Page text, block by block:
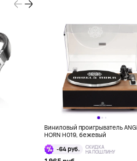
Виниловый проигрыватель
HORN H019, бежевый
-64 руб.
СКИДКА
НА ПОШЛИНУ